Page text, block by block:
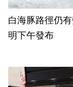
白海豚路徑仍
明下午發布